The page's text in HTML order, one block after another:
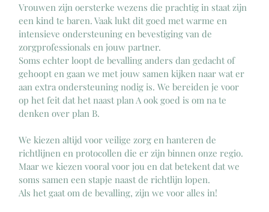
Vrouwen zijn oersterke wezens die prachtig in staat zijn
een kind te baren. Vaak lukt dit goed met warme en
intensieve ondersteuning en bevestiging van de
zorgprofessionals en jouw partner.
Soms echter loopt de bevalling anders dan gedacht of
gehoopt en gaan we met jouw samen kijken naar wat er
aan extra ondersteuning nodig is. We bereiden je voor
op het feit dat het naast plan A ook goed is om na te
denken over plan B.
We kiezen altijd voor veilige zorg en hanteren de
richtlijnen en protocollen die er zijn binnen onze regio.
Maar we kiezen vooral voor jou en dat betekent dat we
soms samen een stapje naast de richtlijn lopen.
Als het gaat om de bevalling, zijn we voor alles in!